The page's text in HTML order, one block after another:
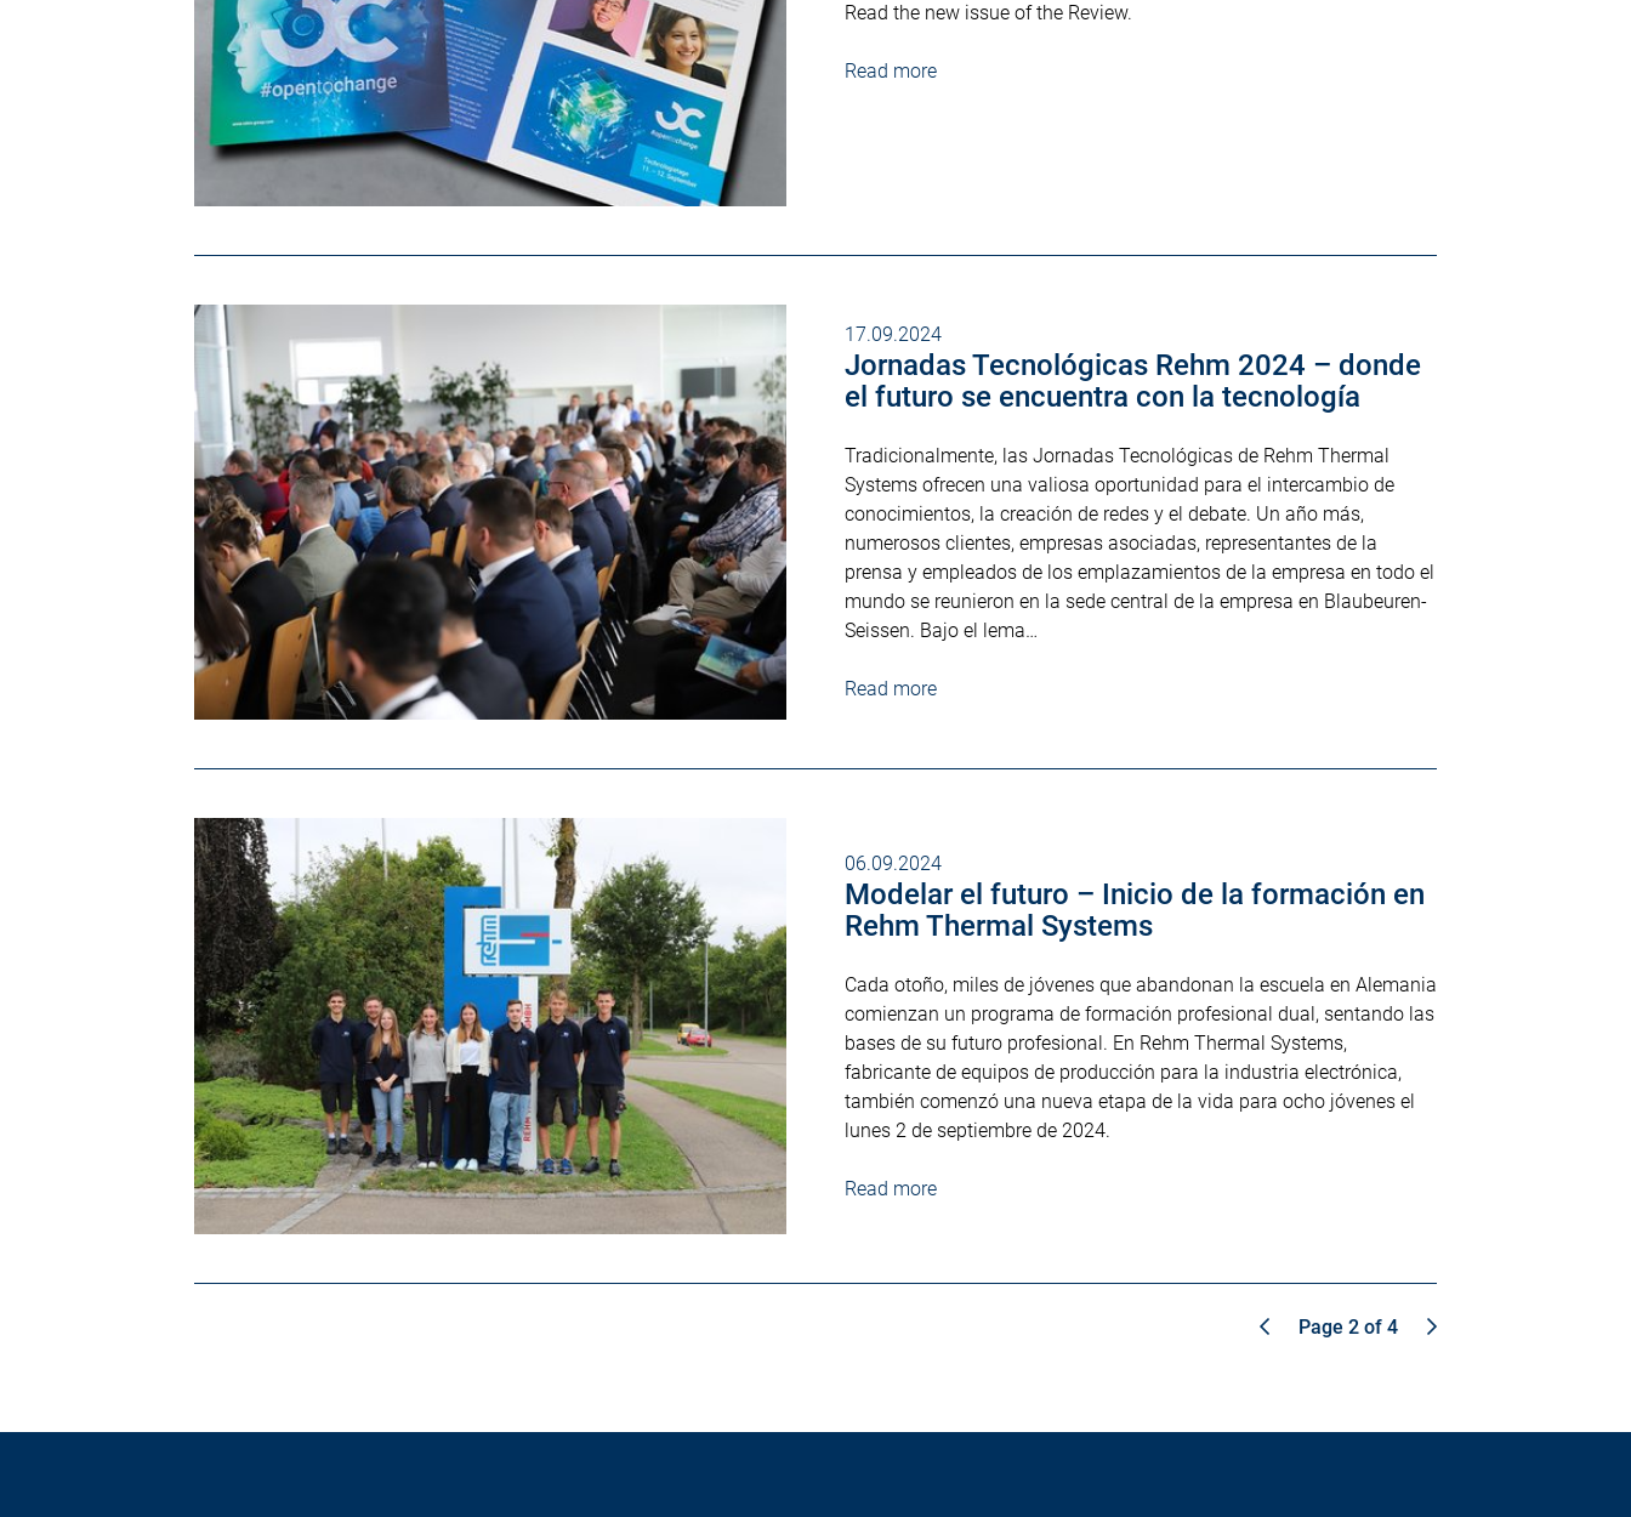
Read the new issue of the Review.
Read more
17.09.2024
Jornadas Tecnológicas Rehm 2024 – donde
el futuro se encuentra con la tecnología
Tradicionalmente, las Jornadas Tecnológicas de Rehm Thermal
Systems ofrecen una valiosa oportunidad para el intercambio de
conocimientos, la creación de redes y el debate. Un año más,
numerosos clientes, empresas asociadas, representantes de la
prensa y empleados de los emplazamientos de la empresa en todo el
mundo se reunieron en la sede central de la empresa en Blaubeuren-
Seissen. Bajo el lema…
Read more
06.09.2024
Modelar el futuro – Inicio de la formación en
Rehm Thermal Systems
Cada otoño, miles de jóvenes que abandonan la escuela en Alemania
comienzan un programa de formación profesional dual, sentando las
bases de su futuro profesional. En Rehm Thermal Systems,
fabricante de equipos de producción para la industria electrónica,
también comenzó una nueva etapa de la vida para ocho jóvenes el
lunes 2 de septiembre de 2024.
Read more
Page 2 of 4